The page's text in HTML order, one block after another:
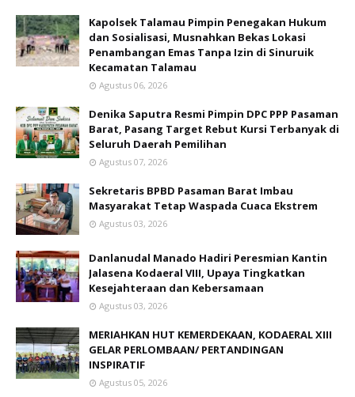
Kapolsek Talamau Pimpin Penegakan Hukum
dan Sosialisasi, Musnahkan Bekas Lokasi
Penambangan Emas Tanpa Izin di Sinuruik
Kecamatan Talamau
Agustus 06, 2026
Denika Saputra Resmi Pimpin DPC PPP Pasaman
Barat, Pasang Target Rebut Kursi Terbanyak di
Seluruh Daerah Pemilihan
Agustus 07, 2026
Sekretaris BPBD Pasaman Barat Imbau
Masyarakat Tetap Waspada Cuaca Ekstrem
Agustus 03, 2026
Danlanudal Manado Hadiri Peresmian Kantin
Jalasena Kodaeral VIII, Upaya Tingkatkan
Kesejahteraan dan Kebersamaan
Agustus 03, 2026
MERIAHKAN HUT KEMERDEKAAN, KODAERAL XIII
GELAR PERLOMBAAN/ PERTANDINGAN
INSPIRATIF
Agustus 05, 2026